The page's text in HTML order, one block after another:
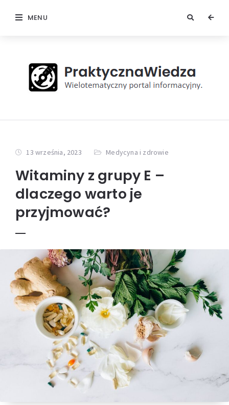
MENU
13 września, 2023 Medycyna i zdrowie
Witaminy z grupy E –
dlaczego warto je
przyjmować?